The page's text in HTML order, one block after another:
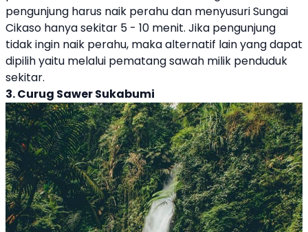
pengunjung harus naik perahu dan menyusuri Sungai
Cikaso hanya sekitar 5 - 10 menit. Jika pengunjung
tidak ingin naik perahu, maka alternatif lain yang dapat
dipilih yaitu melalui pematang sawah milik penduduk
sekitar.
3. Curug Sawer Sukabumi